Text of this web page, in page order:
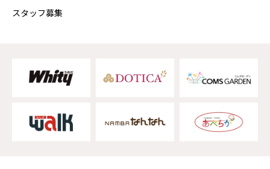
スタッフ募集